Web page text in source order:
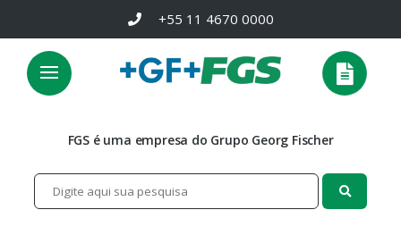
+55 11 4670 0000
FGS é uma empresa do Grupo Georg Fischer